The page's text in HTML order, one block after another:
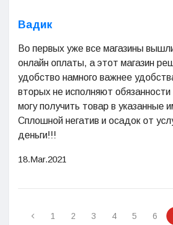
Вадик
Во первых уже все магазины
онлайн оплаты, а этот магазин
удобство намного важнее
вторых не исполняют
могу получить товар в указанные
Сплошной негатив и осадок от
деньги!!!
18.Mar.2021
1 2 3 4 5 6